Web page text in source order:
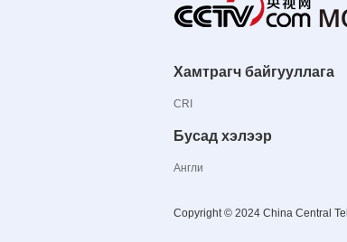
Хамтрагч байгууллага
CRI
Бусад хэлээр
Англи
Copyright © 2024 China Central